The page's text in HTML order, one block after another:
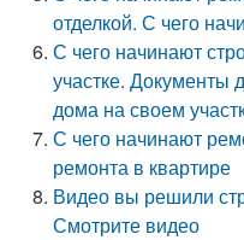
отделкой. С чего
С чего начинают
участке. Документы
дома на своем
С чего начинают
ремонта в квартире
Видео вы решили
Смотрите видео